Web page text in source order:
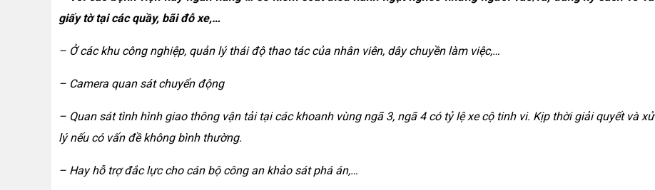
giấy tờ tại các quầy, bãi đỗ xe,…
– Ở các khu công nghiệp, quản lý thái độ thao tác của nhân viên, dây chuyền làm việc,…
– Camera quan sát chuyển động
– Quan sát tình hình giao thông vận tải tại các khoanh vùng ngã 3, ngã 4 có tỷ lệ xe cộ tinh vi. Kịp thời giải quyết và xử
lý nếu có vấn đề không bình thường.
– Hay hỗ trợ đắc lực cho cán bộ công an khảo sát phá án,…